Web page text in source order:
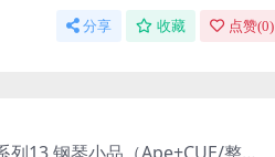
分享 收藏 点赞(0)